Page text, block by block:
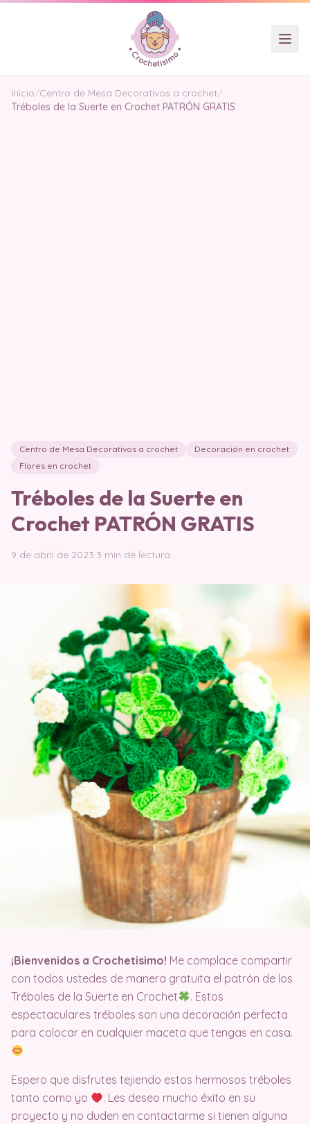
Inicio/Centro de Mesa Decorativos a crochet/
Tréboles de la Suerte en Crochet PATRÓN GRATIS
Centro de Mesa Decorativos a crochet
Decoración en crochet
Flores en crochet
Tréboles de la Suerte en
Crochet PATRÓN GRATIS
9 de abril de 2023·3 min de lectura
¡Bienvenidos a Crochetisimo! Me complace compartir
con todos ustedes de manera gratuita el patrón de los
Tréboles de la Suerte en Crochet
. Estos
espectaculares tréboles son una decoración perfecta
para colocar en cualquier maceta que tengas en casa.
Espero que disfrutes tejiendo estos hermosos tréboles
tanto como yo
. Les deseo mucho éxito en su
proyecto y no duden en contactarme si tienen alguna